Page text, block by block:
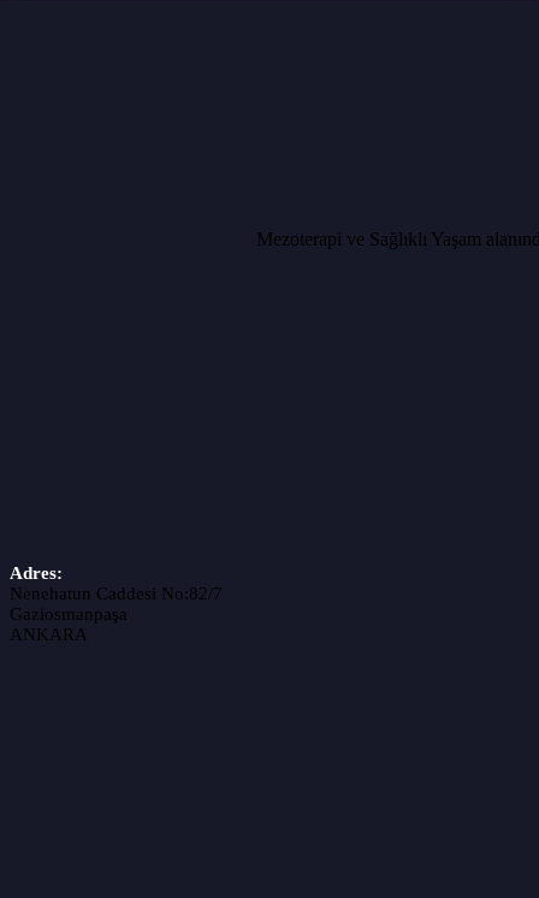
Mezoterapi ve Sağlıklı Yaşam
Adres:
Nenehatun Caddesi No:82/7
Gaziosmanpaşa
ANKARA